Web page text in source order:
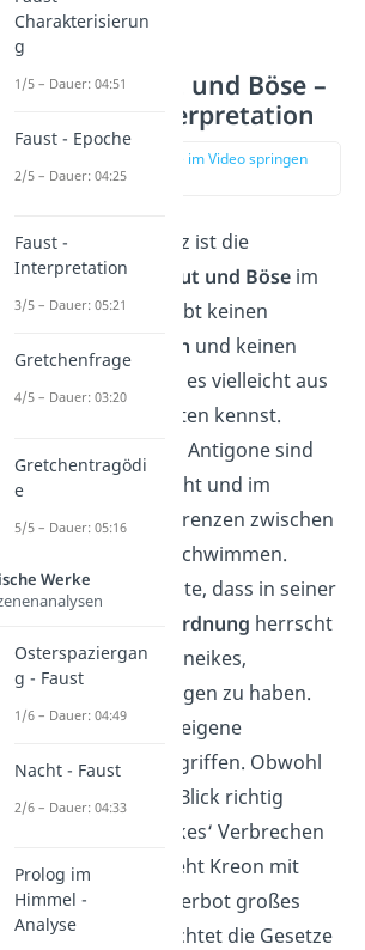
Zwischen Gut und Böse –
Antigone Interpretation
zur Stelle im Video springen
(02:36)
Ein weiterer Ansatz ist die
Darstellung von
Gut und Böse im
Drama. Denn es gibt keinen
Helden und keinen
, wie du es vielleicht aus
anderen Geschichten kennst.
Sowohl Kreon und Antigone sind
gleichzeitig im Recht und im
Unrecht und die Grenzen zwischen
Gut und Böse verschwimmen.
König Kreon möchte, dass in seiner
Recht und Ordnung herrscht
und verurteilt Polyneikes,
Hochverrat
begangen zu haben.
Denn er hat seine eigene
Heimatstadt angegriffen. Obwohl
es auf den ersten Blick richtig
erscheint, Polyneikes‘ Verbrechen
zu bestrafen, begeht Kreon mit
dem Bestattungsverbot großes
Unrecht. Er missachtet die Gesetze
Charakterisierun
g
1/5 – Dauer: 04:51
Faust - Epoche
2/5 – Dauer: 04:25
Faust -
Interpretation
3/5 – Dauer: 05:21
Gretchenfrage
4/5 – Dauer: 03:20
Gretchentragödi
e
5/5 – Dauer: 05:16
Werke
Osterspaziergan
g - Faust
1/6 – Dauer: 04:49
Nacht - Faust
2/6 – Dauer: 04:33
Prolog im
Himmel -
Analyse